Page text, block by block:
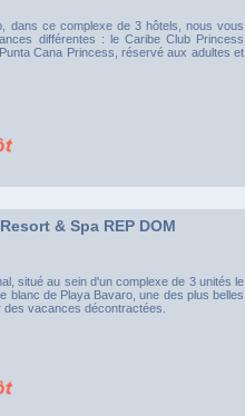
dans ce complexe de 3 hôtels, nous vous
différentes : le Caribe Club Princess
Cana Princess, réservé aux adultes et
& Spa REP DOM
situé au sein d'un complexe de 3 unités le
blanc de Playa Bavaro, une des plus belles
vacances décontractées.